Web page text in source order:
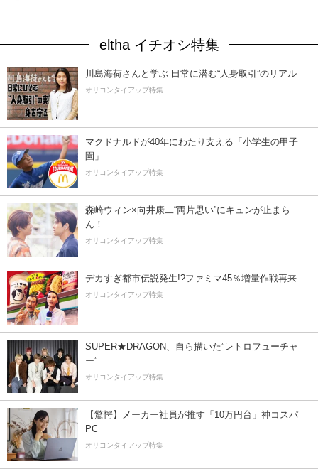
eltha イチオシ特集
川島海荷さんと学ぶ 日常に潜む“人身取引”のリアル
オリコンタイアップ特集
マクドナルドが40年にわたり支える「小学生の甲子
園」
オリコンタイアップ特集
森崎ウィン×向井康二“両片思い”にキュンが止まら
ん！
オリコンタイアップ特集
デカすぎ都市伝説発生!?ファミマ45％増量作戦再来
オリコンタイアップ特集
SUPER★DRAGON、自ら描いた”レトロフューチャ
ー”
オリコンタイアップ特集
【驚愕】メーカー社員が推す「10万円台」神コスパ
PC
オリコンタイアップ特集